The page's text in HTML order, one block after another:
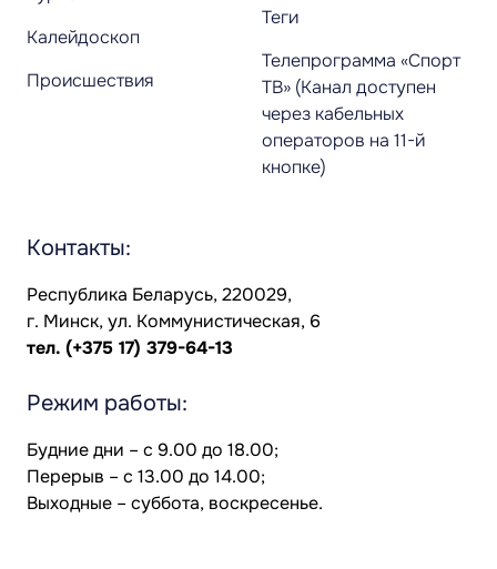
Калейдоскоп
Происшествия
Теги
Телепрограмма «Спорт
ТВ» (Канал доступен
через кабельных
операторов на 11-й
кнопке)
Контакты:
Республика Беларусь, 220029,
г. Минск, ул. Коммунистическая, 6
тел. (+375 17) 379-64-13
Режим работы:
Будние дни – с 9.00 до 18.00;
Перерыв – с 13.00 до 14.00;
Выходные – суббота, воскресенье.